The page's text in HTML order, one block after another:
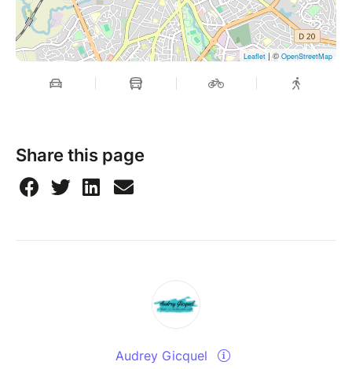
Leaflet| © OpenStreetMap
Share this page
Audrey Gicquel